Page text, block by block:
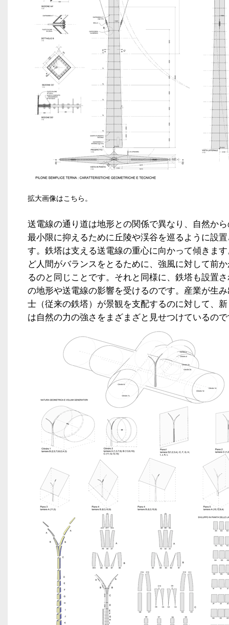
拡大画像はこちら。
送電線の通り道は地形との関係で異なり、自然か
最小限に抑えるために丘陵や渓谷を巡るように設
す。鉄塔は支える送電線の重心に向かって傾きま
ど人間がバランスをとるために、強風に対して前
るのと同じことです。それと同様に、鉄塔も設置
の地形や送電線の影響を受けるのです。産業が生
士（従来の鉄塔）が景観を支配するのに対して、
は自然の力の強さをまざまざと見せつけているの